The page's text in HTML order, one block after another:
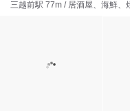
三越前駅 77m / 居酒屋、海鮮、